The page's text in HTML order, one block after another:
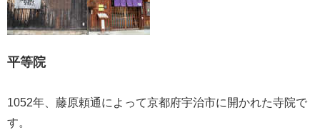
平等院
1052年、藤原頼通によって京都府宇治市に開かれた寺院で
す。